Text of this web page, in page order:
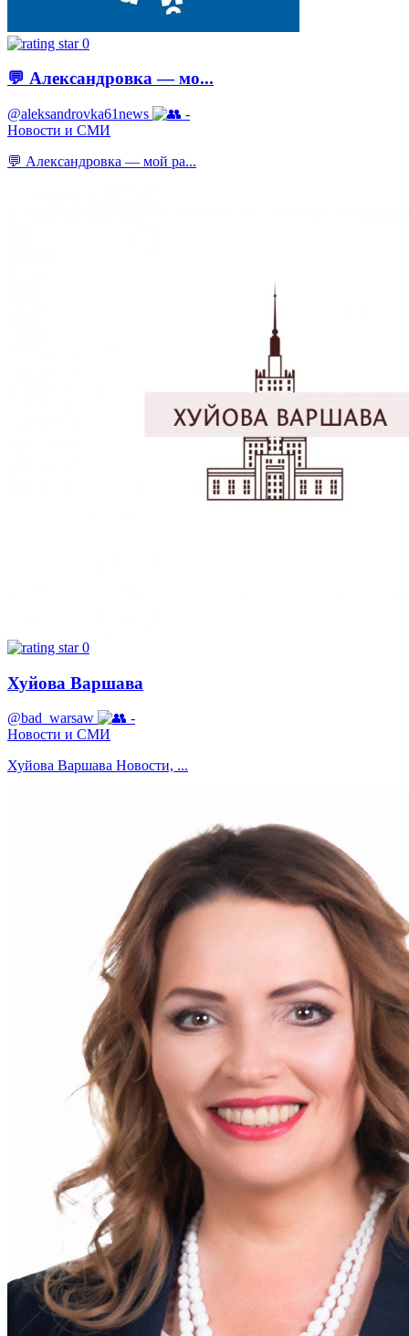
0
💬 Александровка — мо...
@aleksandrovka61news
-
Новости и СМИ
💬 Александровка — мой ра...
0
Хуйова Варшава
@bad_warsaw
-
Новости и СМИ
Хуйова Варшава Новости, ...